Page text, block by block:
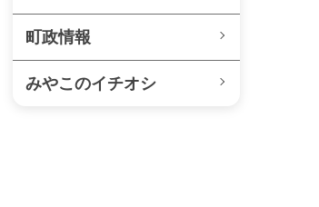
町政情報
みやこのイチオシ